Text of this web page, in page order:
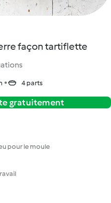
façon tartiflette
4 parts
gratuitement
pour le moule